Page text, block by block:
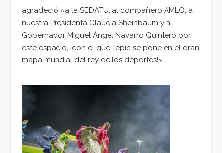
agradeció «a la SEDATU, al compañero AMLO, a
nuestra Presidenta Claudia Sheinbaum y al
Gobernador Miguel Ángel Navarro Quintero por
este espacio, ¡con el que Tepic se pone en el gran
mapa mundial del rey de los deportes!».